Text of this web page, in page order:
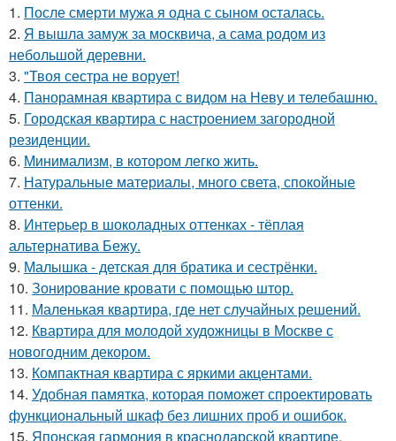
1. После смерти мужа я одна с сыном осталась.
2. Я вышла замуж за москвича, а сама родом из
небольшой деревни.
3. "Твоя сестра не ворует!
4. Панорамная квартира с видом на Неву и телебашню.
5. Городская квартира с настроением загородной
резиденции.
6. Минимализм, в котором легко жить.
7. Натуральные материалы, много света, спокойные
оттенки.
8. Интерьер в шоколадных оттенках - тёплая
альтернатива Бежу.
9. Малышка - детская для братика и сестрёнки.
10. Зонирование кровати с помощью штор.
11. Маленькая квартира, где нет случайных решений.
12. Квартира для молодой художницы в Москве с
новогодним декором.
13. Компактная квартира с яркими акцентами.
14. Удобная памятка, которая поможет спроектировать
функциональный шкаф без лишних проб и ошибок.
15. Японская гармония в краснодарской квартире.